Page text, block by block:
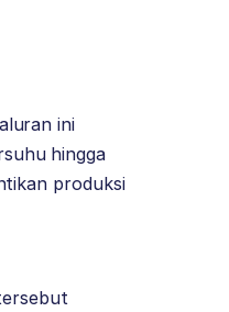
ini
hingga
produksi